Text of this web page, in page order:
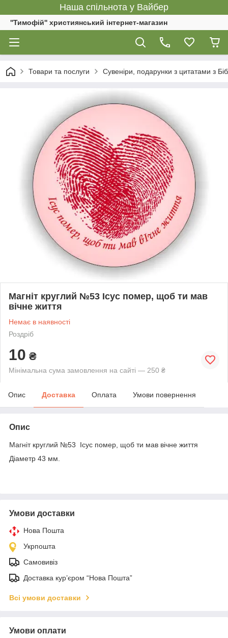
Наша спільнота у Вайбер
''Тимофій'' християнський інтернет-магазин
Товари та послуги Сувеніри, подарунки з цитатами з
Магніт круглий №53 Ісус помер, щоб ти мав
вічне життя
Немає в наявності
Роздріб
10 ₴
Мінімальна сума замовлення на сайті — 250 ₴
Опис Доставка Оплата Умови повернення
Опис
Магніт круглий №53 Ісус помер, щоб ти мав вічне життя
Діаметр 43 мм.
Умови доставки
Нова Пошта
Укрпошта
Самовивіз
Доставка кур’єром “Нова Пошта”
Всі умови доставки
Умови оплати